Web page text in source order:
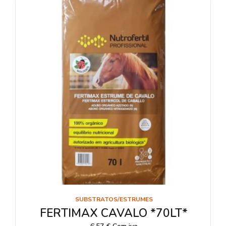
SUBSTRATOS/ESTRUMES
FERTIMAX CAVALO *70LT*